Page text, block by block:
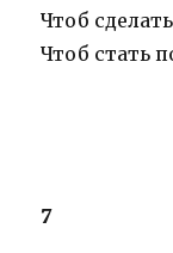
Чтоб
Чтоб стать
7